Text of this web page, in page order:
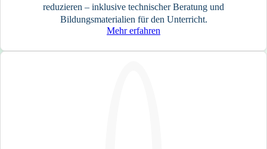
reduzieren – inklusive technischer Beratung und
Bildungsmaterialien für den Unterricht.
Mehr erfahren